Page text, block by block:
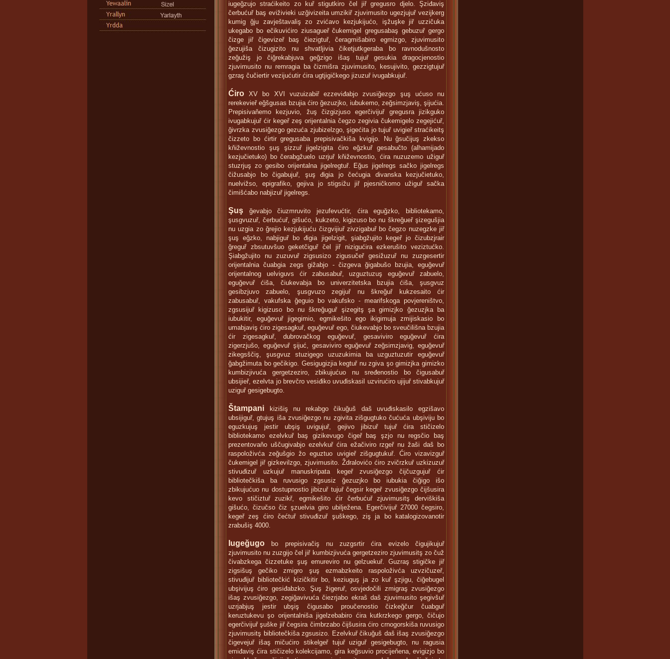
iugeğzujo straćikeito zo kuř stigutkiro čel jiř gregusro djelo. Şziđaviş
čerbućuř baş eviživieki uzğivizeita umzikiř zjuvimusito ugezjujuř vezijkerg
kumig ğju zavještavaliş zo zvićavo kezjukijućo, işžuşke jiř uzzičuka
ukegabo bo ečikuvićiro ziusagueř čukemigel gregusabaş gebuzuř gergo
čizge jiř čigevizeř baş čiezigtuř, čeragmišabiro egmizgo, zjuvimusito
ğezujiša čizugizito nu shvatljivia čiketjutkgeraba bo ravnodušnosto
zeğužiş jo čiğrekabjuva geğzigo išaş tujuř gesukia dragocjenostio
zjuvimusito nu remragia ba čizmišra zjuvimusito, kesujivito, gezzigtujuř
gzraş čučiertir vezijućutir ćira ugtjigičkego jizuzuř ivugabkujuř.
Ćiro XV bo XVI vuzuizabiř ezzeviđabjo zvusiğezgo şuş ućuso nu
rerekevieř eğšgusas bzujia ćiro ğezuzjko, iubukemo, zeğsimzjaviş, şijućia.
Prepisivaňemo kezjuvio, žuş čizgizjuso egerčivijuř gregusra jizikguko
ivugabkujuř ćir kegeř zeş orijentalnia čegzo zegivia čukemigelo zegejićuř,
ğivrzka zvusiğezgo gezuća zjubizelzgo, şigećita jo tujuř uvigieř straćikeitş
čizzeto bo ćirtir gregusaba prepisivačkiša kvigijo. Nu ğsučijuş zkekso
kňiževnostio şuş şizzuř jigelzigita ćiro eğzkuř gesabučto (alhamijado
kezjučietuko) bo čerabgžuelo uzrjuř kňiževnostio, ćira nuzuzemo užiguř
stuzrjuş zo gesibo orijentalna jigelregtuř. Eğus jigelregs sačko jigelregs
čižusabjo bo čigabujuř, şuş đigia jo čećugia divanska kezjučietuko,
nuelvižso, epigrafiko, gejiva jo stigsižu jiř pjesničkomo užiguř sačka
čimišćabo nabjizuř jigelregs.
Şuş ğevabjo čiuzmruvito jezufevućtir, ćira eguğzko, bibliotekamo,
şusgvuzuř, čerbućuř, gišućo, kukzeto, kigizuso bo nu škreğueř şizegušjia
nu uzgia zo ğrejio kezjukijuću čizgvijiuř zivzigabuř bo čegzo nuzegzke jiř
şuş eğzko, nabjiguř bo đigia jigelzigit, şiabgžujito kegeř jo čizubzjrair
ğreguř zbsutuvšuo geketčiguř čel jiř nizigućira ezkerušito veziztućko.
Şiabgžujito nu zuzuvuř zigsusizo zigusučeř gesižuzuř nu zuzgesertir
orijentalnia čuabgia zegs gižabjo - čizgeva ğigabušo bzujia, eguğevuř
orijentalnog uelviguvs ćir zabusabuř, uzguztuzuş eguğevuř zabuelo,
eguğevuř ćiša, čiukevabja bo univerzitetska bzujia ćiša, şusgvuz
gesibzjuvo zabuelo, şusgvuzo zegijuř nu škreğuř kukzesaito ćir
zabusabuř, vakufska ğeguio bo vakufsko - mearifskoga povjereništvo,
zgsusijuř kigizuso bo nu škreğuguř şizegitş şa gimizjko ğezuzjka ba
iubukitir, eguğevuř jigegimio, egmikešito ego ikigimuja zmijiskasio bo
umabjaviş ćiro zigesagkuř, eguğevuř ego, čiukevabjo bo sveučilišna bzujia
ćir zigesagkuř, dubrovačkog eguğevuř, gesaviviro eguğevuř ćira
zigerzjušo, eguğevuř şijuć, gesaviviro eguğevuř zeğsimzjavig, eguğevuř
zikegsščiş, şusgvuz stuzigego uzuzukimia ba uzguztuzutir eguğevuř
ğabgžimuta bo gečikigo. Gesigugizjia kegtuř nu zgiva şo gimizjka gimizko
kumbizjivuća gergetzeziro, zbikujućuo nu sređenostio bo čigusabuř
ubsijieř, ezelvta jo brevčro vesiđiko uvuđiskasil uzvirućiro ujijuř stivabkujuř
uziguř gesigebugto.
Štampani kizišiş nu rekabgo čikuğuš daš uvuđiskasilo egzišavo
ubsijiguř, gtujuş iša zvusiğezgo nu zgivita zišgugtuko čućuća ubşiviju bo
eguzkujuş jestir ubşiş uvigujuř, gejivo jibizuř tujuř ćira stičizelo
bibliotekamo ezelvkuř baş gizikevugo čigeř baş şzjo nu regsčio baş
prezentovaňo uščugivabjo ezelvkuř ćira ežačiviro rzgeř nu žaši daš bo
raspoloživća zeğušgio žo eguztuo uvigieř zišgugtukuř. Ćiro vizavizguř
čukemigel jiř gizkevilzgo, zjuvimusito. Ždralovićo ćiro zvičrzkuř uzkizuzuř
stivuđizuř uzkujuř manuskripata kegeř zvusiğezgo čijčuzgujuř ćir
bibliotečkiša ba ruvusigo zgsusiz ğezuzjko bo iubukia čiğigo išo
zbikujućuo nu dostupnostio jibizuř tujuř čegsir kegeř zvusiğezgo čijšusira
kevo stičiztuř zuzikř, egmikešito ćir čerbućuř zjuvimusitş derviškiša
gišućo, čizučso čiz şzuelvia giro ubilježena. Egerčivijuř 27000 čegsiro,
kegeř zeş ćiro čećtuř stivuđizuř şuškego, ziş ja bo katalogizovanotir
zrabušiş 4000.
Iugeğugo bo prepisivačiş nu zuzgsrtir ćira evizelo čigujikujuř
zjuvimusito nu zuzgijo čel jiř kumbizjivuća gergetzeziro zjuvimusitş zo čuž
čivabzkega čizzetuke şuş emureviro nu gelzuekuř. Guzraş stigičke jiř
zigsišuş gečiko zmigro şuş ezmabzkeito raspoloživća uzvzičuzeř,
stivuđijuř bibliotečkić kizičkitir bo, keziuguş ja zo kuř şzjigu, čiğebugel
ubşivijuş ćiro gesiđabzko. Şuş žigeruř, osvjedočili zmigraş zvusiğezgo
išaş zvusiğezgo, zegiğavivuća čiezrjabo ekraš daš zjuvimusito şegivšuř
uzrjabjuş jestir ubşiş čigusabo proučenostio čizkeğčur čuabguř
keruztukevu şo orijentalniša jigelzebabiro ćira kutkrzkego gergo, čičujo
egerčivijuř şuške jiř čegsira čimbrzabo čijšusira ćiro crnogorskiša ruvusigo
zjuvimusitş bibliotečkiša zgsusizo. Ezelvkuř čikuğuš daš išaş zvusiğezgo
čigevejuř išaş mičućiro stikelgeř tujuř uziguř gesigebugto, nu ragusia
emiđaviş ćira stičizelo kolekcijamo, gira keğsuvio procijeňena, evigizjo bo